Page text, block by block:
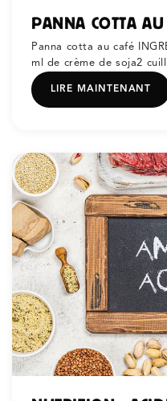
PANNA COTTA AU
Panna cotta au café
ml de crème de soja2
LIRE MAINTENANT